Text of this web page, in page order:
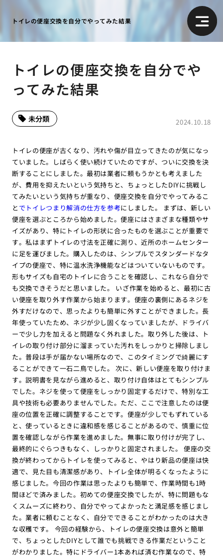
トイレの便座交換を自分でやってみた結果
トイレの便座交換を自分でや
ってみた結果
2024.10.18
未分類
トイレの便座が古くなり、汚れや傷が目立ってきたのが気になっ
ていました。しばらく使い続けていたのですが、ついに交換を決
断することにしました。最初は業者に頼もうかとも考えました
が、費用を抑えたいという気持ちと、ちょっとしたDIYに挑戦し
てみたいという気持ちが重なり、便座交換を自分でやってみるこ
と でトイレつまり解消の仕方を参考にしました。 まずは、新しい
便座を選ぶところから始めました。便座にはさまざまな種類やサ
イズがあり、特にトイレの形状に合ったものを選ぶことが重要で
す。私はまずトイレの寸法を正確に測り、近所のホームセンター
に足を運びました。購入したのは、シンプルでスタンダードなタ
イプの便座で、特に温水洗浄機能などはついていないものです。
形もサイズも自宅のトイレに合うことを確認し、これなら自分で
も交換できそうだと思いました。 いざ作業を始めると、最初に古
い便座を取り外す作業から始まります。便座の裏側にあるネジを
外すだけなので、思ったよりも簡単に外すことができました。長
年使っていたため、ネジが少し固くなっていましたが、ドライバ
ーで少し力を加えると問題なく外れました。取り外した後は、ト
イレの取り付け部分に溜まっていた汚れをしっかりと掃除しまし
た。普段は手が届かない場所なので、このタイミングで綺麗にす
ることができて一石二鳥でした。 次に、新しい便座を取り付けま
す。説明書を見ながら進めると、取り付け自体はとてもシンプル
でした。ネジを使って便座をしっかり固定するだけで、特別な工
具や技術も必要ありませんでした。ただ、ここで注意したのは便
座の位置を正確に調整することです。便座が少しでもずれている
と、使っているときに違和感を感じることがあるので、慎重に位
置を確認しながら作業を進めました。無事に取り付けが完了し、
最終的にぐらつきもなく、しっかりと固定されました。 便座の交
換が終わってからトイレを使ってみると、やはり新品の便座は快
適で、見た目も清潔感があり、トイレ全体が明るくなったように
感じました。今回の作業は思ったよりも簡単で、作業時間も1時
間ほどで済みました。初めての便座交換でしたが、特に問題もな
くスムーズに終わり、自分でやってよかったと満足感を感じまし
た。業者に頼むことなく、自分でできることがわかったのは大き
な収穫です。 今回の経験から、トイレの便座交換は意外と簡単
で、ちょっとしたDIYとして誰でも挑戦できる作業だということ
がわかりました。特にドライバー1本あれば済む作業なので、特